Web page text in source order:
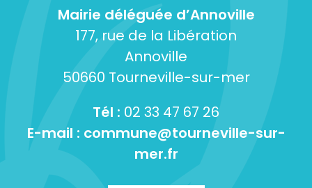
Mairie déléguée d’Annoville
177, rue de la Libération
Annoville
50660 Tourneville-sur-mer
Tél : 02 33 47 67 26
E-mail : commune@tourneville-sur-
mer.fr